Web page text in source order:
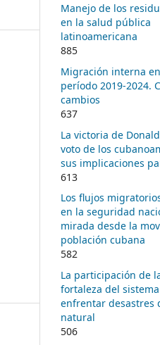
Manejo de los
en la salud pública
latinoamericana
885
Migración interna
período 2019-2024.
cambios
637
La victoria de
voto de los
sus implicaciones
613
Los flujos
en la seguridad
mirada desde la
población cubana
582
La participación de
fortaleza del
enfrentar desastres
natural
506